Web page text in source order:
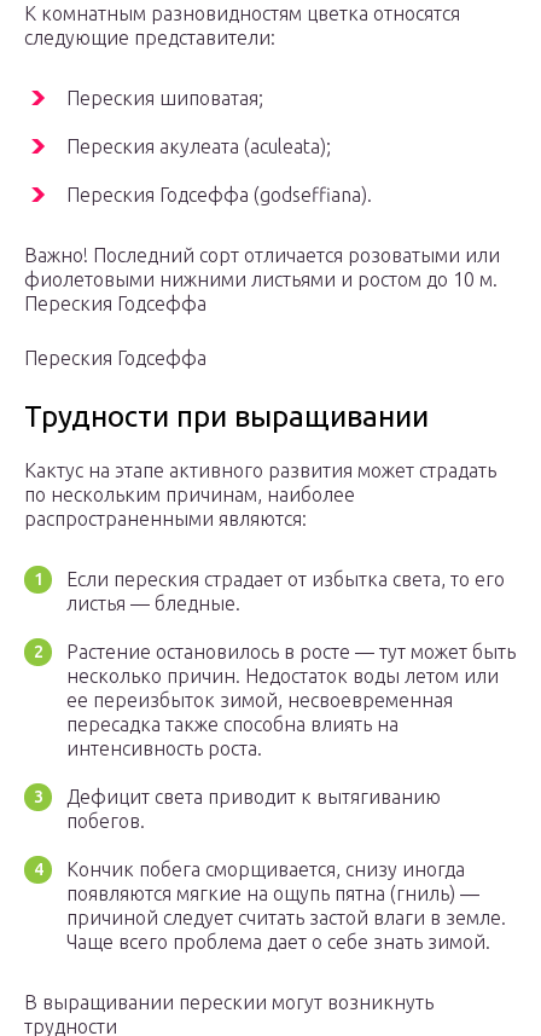
К комнатным разновидностям цветка относятся
следующие представители:
Переския шиповатая;
Переския акулеата (aculeata);
Переския Годсеффа (godseffiana).
Важно! Последний сорт отличается розоватыми или
фиолетовыми нижними листьями и ростом до 10 м.
Переския Годсеффа
Переския Годсеффа
Трудности при выращивании
Кактус на этапе активного развития может страдать
по нескольким причинам, наиболее
распространенными являются:
Если переския страдает от избытка света, то его
листья — бледные.
Растение остановилось в росте — тут может быть
несколько причин. Недостаток воды летом или
ее переизбыток зимой, несвоевременная
пересадка также способна влиять на
интенсивность роста.
Дефицит света приводит к вытягиванию
побегов.
Кончик побега сморщивается, снизу иногда
появляются мягкие на ощупь пятна (гниль) ―
причиной следует считать застой влаги в земле.
Чаще всего проблема дает о себе знать зимой.
В выращивании перескии могут возникнуть
трудности